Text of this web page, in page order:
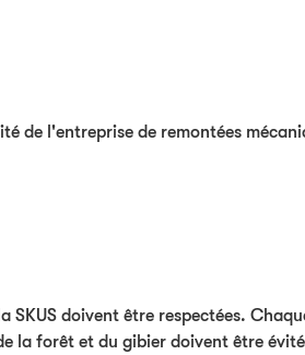
de l'entreprise de remontées
SKUS doivent être respectées.
la forêt et du gibier doivent être